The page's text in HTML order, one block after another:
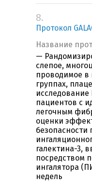
8.
Протокол
Название
—
слепое,
проводимое в
группах,
пациентов с
легочным
оценки
безопасности
галектина-3,
посредством
ингалятора
недель